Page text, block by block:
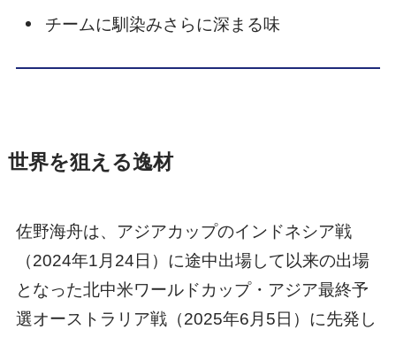
チームに馴染みさらに深まる味
世界を狙える逸材
佐野海舟は、アジアカップのインドネシア戦
（2024年1月24日）に途中出場して以来の出場
となった北中米ワールドカップ・アジア最終予
選オーストラリア戦（2025年6月5日）に先発し